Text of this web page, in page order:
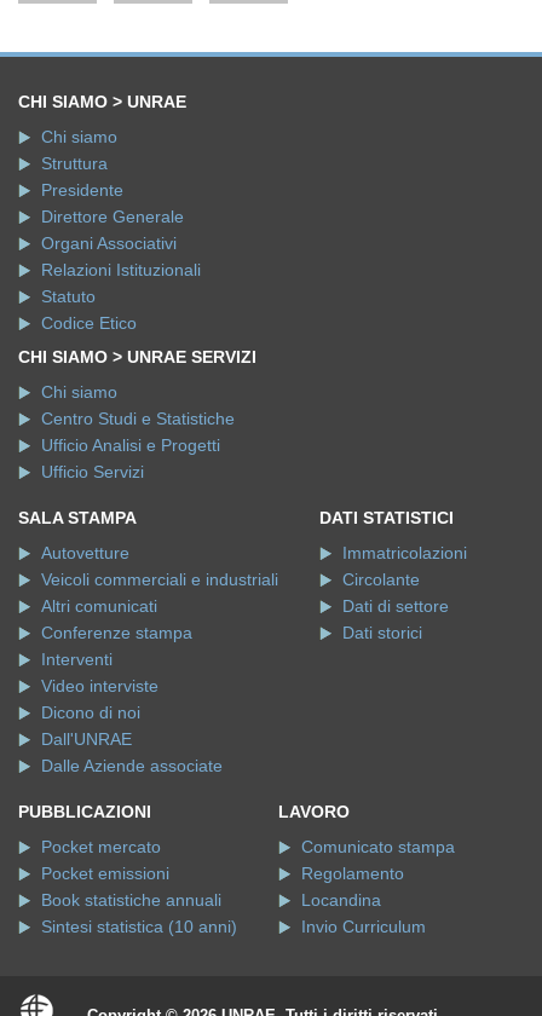
CHI SIAMO > UNRAE
Chi siamo
Struttura
Presidente
Direttore Generale
Organi Associativi
Relazioni Istituzionali
Statuto
Codice Etico
CHI SIAMO > UNRAE SERVIZI
Chi siamo
Centro Studi e Statistiche
Ufficio Analisi e Progetti
Ufficio Servizi
SALA STAMPA
Autovetture
Veicoli commerciali e industriali
Altri comunicati
Conferenze stampa
Interventi
Video interviste
Dicono di noi
Dall'UNRAE
Dalle Aziende associate
DATI STATISTICI
Immatricolazioni
Circolante
Dati di settore
Dati storici
PUBBLICAZIONI
Pocket mercato
Pocket emissioni
Book statistiche annuali
Sintesi statistica (10 anni)
LAVORO
Comunicato stampa
Regolamento
Locandina
Invio Curriculum